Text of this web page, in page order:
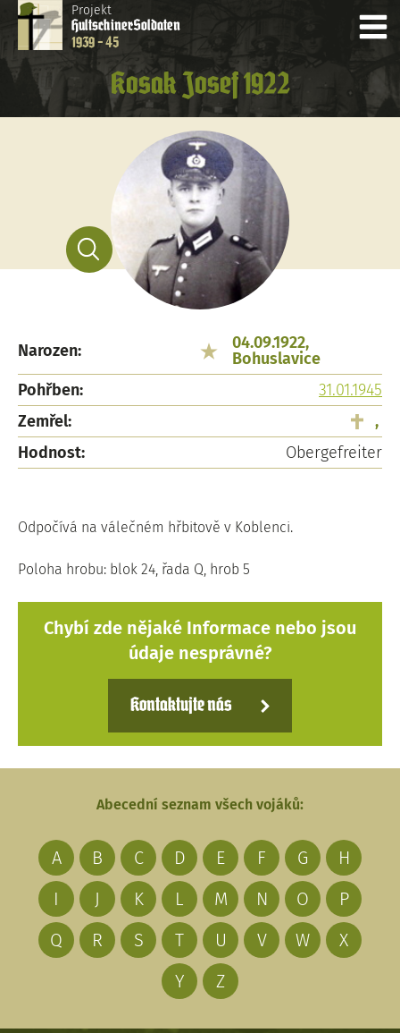
Projekt
HultschinerSoldaten
1939 - 45
Kosak Josef 1922
Narozen:
04.09.1922,
Bohuslavice
Pohřben:
31.01.1945
Zemřel:
,
Hodnost:
Obergefreiter
Odpočívá na válečném hřbitově v Koblenci.
Poloha hrobu: blok 24, řada Q, hrob 5
Chybí zde nějaké Informace nebo jsou
údaje nesprávné?
Kontaktujte nás
Abecední seznam všech vojáků:
A B C D E F G
H
I
J K L M N O
P
Q
R S T U V W
X
Y
Z